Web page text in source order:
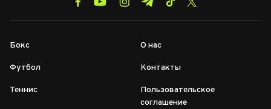
Бокс
Футбол
Теннис
О нас
Контакты
Пользовательское
соглашение